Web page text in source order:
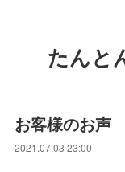
たんと
お客様のお声
2021.07.03 23:00